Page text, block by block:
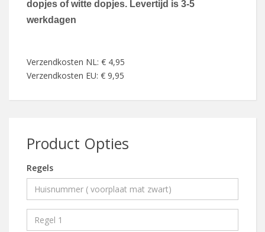
dopjes of witte dopjes. Levertijd is 3-5
werkdagen
Verzendkosten NL: € 4,95
Verzendkosten EU: € 9,95
Product Opties
Regels